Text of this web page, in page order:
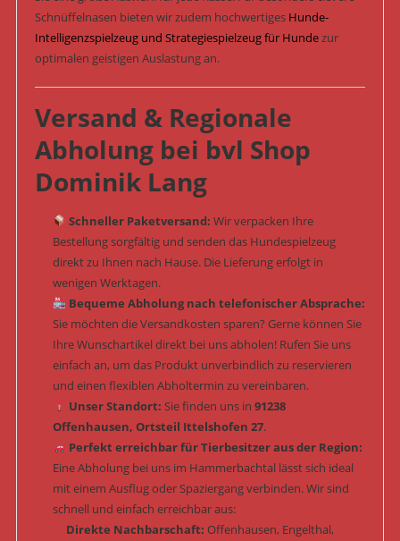
Schnüffelnasen bieten wir zudem hochwertiges Hunde-
Intelligenzspielzeug und Strategiespielzeug für Hundezur
optimalen geistigen Auslastung an.
Versand & Regionale
Abholung bei bvl Shop
Dominik Lang
Schneller Paketversand: Wir verpacken Ihre
Bestellung sorgfältig und senden das Hundespielzeug
direkt zu Ihnen nach Hause. Die Lieferung erfolgt in
wenigen Werktagen.
Bequeme Abholung nach telefonischer Absprache:
Sie möchten die Versandkosten sparen? Gerne können Sie
Ihre Wunschartikel direkt bei uns abholen! Rufen Sie uns
einfach an, um das Produkt unverbindlich zu reservieren
und einen flexiblen Abholtermin zu vereinbaren.
Unser Standort: Sie finden uns in 91238
Offenhausen, Ortsteil Ittelshofen 27.
Perfekt erreichbar für Tierbesitzer aus der Region:
Eine Abholung bei uns im Hammerbachtal lässt sich ideal
mit einem Ausflug oder Spaziergang verbinden. Wir sind
schnell und einfach erreichbar aus:
Direkte Nachbarschaft: Offenhausen, Engelthal,